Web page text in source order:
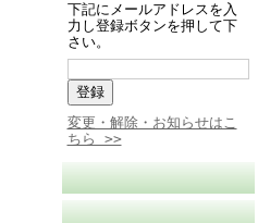
下記にメールアドレスを入
力し登録ボタンを押して下
さい。
変更・解除・お知らせはこ
ちら >>